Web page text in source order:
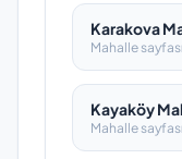
Karakova
Mahalle
Kayaköy
Mahalle